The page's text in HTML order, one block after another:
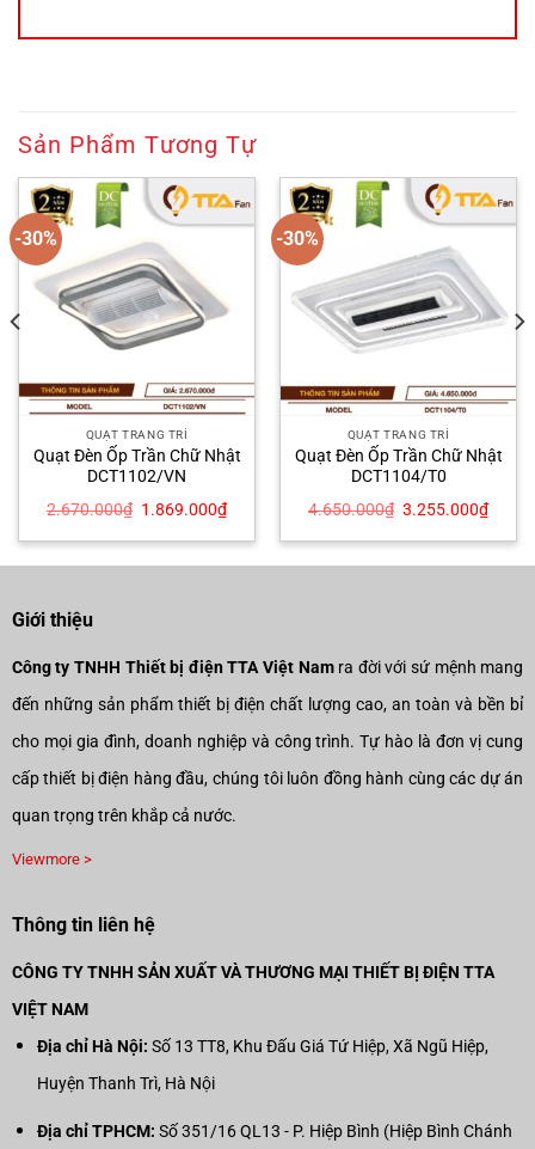
Sản Phẩm Tương Tự
-30%
QUẠT TRANG TRÍ
Quạt Đèn Ốp Trần Chữ Nhật
DCT1102/VN
2.670.000₫ Giá
là:
1.869.000₫Giá
hiện
tại
1.869.000₫.
-30%
QUẠT TRANG TRÍ
Quạt Đèn Ốp Trần Chữ Nhật
DCT1104/T0
4.650.000₫ Giá
là:
3.255.000₫Giá
hiện
tại
Giới thiệu
Công ty TNHH Thiết bị điện TTA Việt Namra đời với sứ mệnh mang
đến những sản phẩm thiết bị điện chất lượng cao, an toàn và bền bỉ
cho mọi gia đình, doanh nghiệp và công trình. Tự hào là đơn vị cung
cấp thiết bị điện hàng đầu, chúng tôi luôn đồng hành cùng các dự án
quan trọng trên khắp cả nước.
Viewmore >
Thông tin liên hệ
CÔNG TY TNHH SẢN XUẤT VÀ THƯƠNG MẠI THIẾT BỊ ĐIỆN TTA
VIỆT NAM
Địa chỉ Hà Nội: Số 13 TT8, Khu Đấu Giá Tứ Hiệp, Xã Ngũ Hiệp,
Huyện Thanh Trì, Hà Nội
Địa chỉ TPHCM: Số 351/16 QL13 - P. Hiệp Bình (Hiệp Bình Chánh